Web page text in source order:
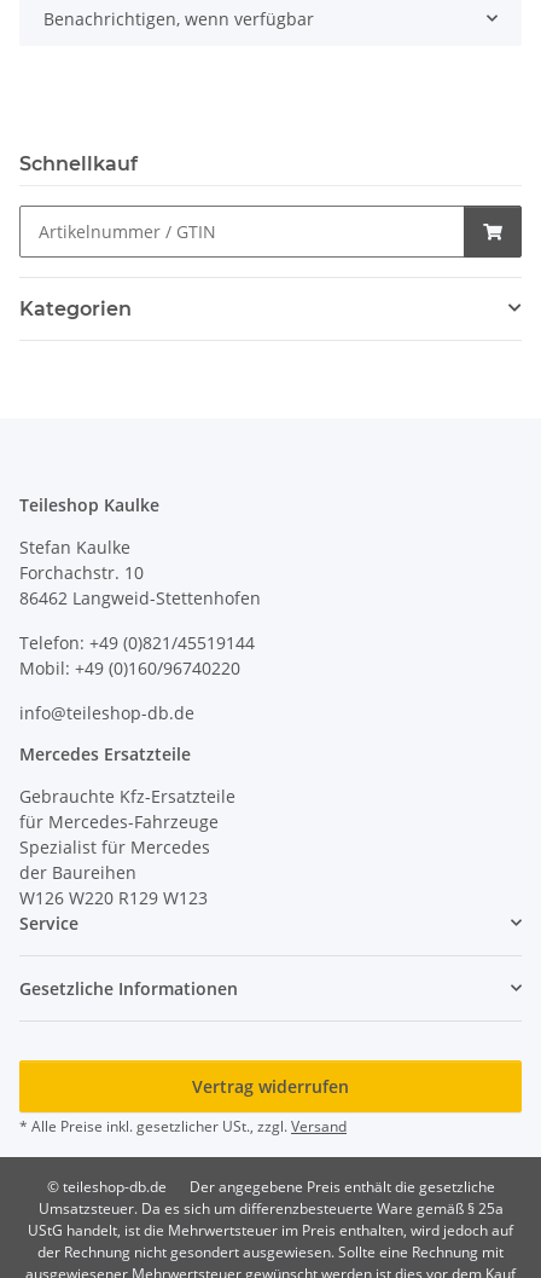
Benachrichtigen, wenn verfügbar
Schnellkauf
Kategorien
Teileshop Kaulke
Stefan Kaulke
Forchachstr. 10
86462 Langweid-Stettenhofen
Telefon: +49 (0)821/45519144
Mobil: +49 (0)160/96740220
info@teileshop-db.de
Mercedes Ersatzteile
Gebrauchte Kfz-Ersatzteile
für Mercedes-Fahrzeuge
Spezialist für Mercedes
der Baureihen
W126 W220 R129 W123
Service
Gesetzliche Informationen
Vertrag widerrufen
* Alle Preise inkl. gesetzlicher USt., zzgl.Versand
© teileshop-db.de
Der angegebene Preis enthält die gesetzliche
Umsatzsteuer. Da es sich um differenzbesteuerte Ware gemäß § 25a
UStG handelt, ist die Mehrwertsteuer im Preis enthalten, wird jedoch auf
der Rechnung nicht gesondert ausgewiesen. Sollte eine Rechnung mit
ausgewiesener Mehrwertsteuer gewünscht werden ist dies vor dem Kauf